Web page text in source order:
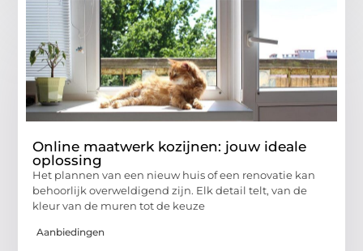
Online maatwerk kozijnen: jouw ideale
oplossing
Het plannen van een nieuw huis of een renovatie kan
behoorlijk overweldigend zijn. Elk detail telt, van de
kleur van de muren tot de keuze
Aanbiedingen